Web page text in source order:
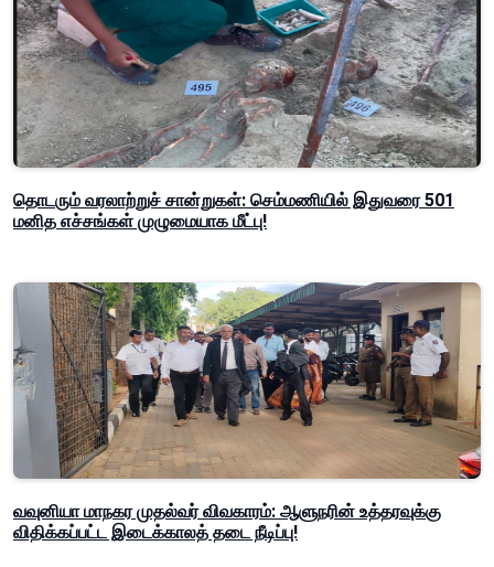
தொடரும் வரலாற்றுச் சான்றுகள்: செம்மணியில் இதுவரை 501
மனித எச்சங்கள் முழுமையாக மீட்பு!
வவுனியா மாநகர முதல்வர் விவகாரம்: ஆளுநரின் உத்தரவுக்கு
விதிக்கப்பட்ட இடைக்காலத் தடை நீடிப்பு!